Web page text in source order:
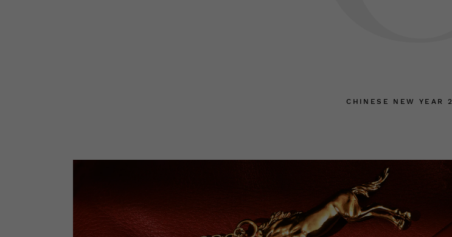
CHINESE NEW YEAR